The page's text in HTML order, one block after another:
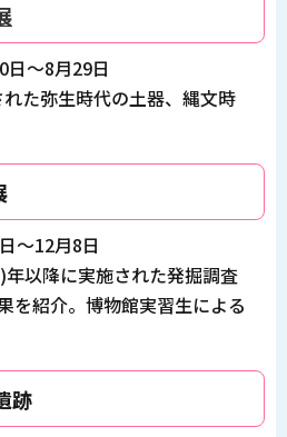
～8月29日
た弥生時代の土器、縄文時
～12月8日
以降に実施された発掘調査
を紹介。博物館実習生による
跡